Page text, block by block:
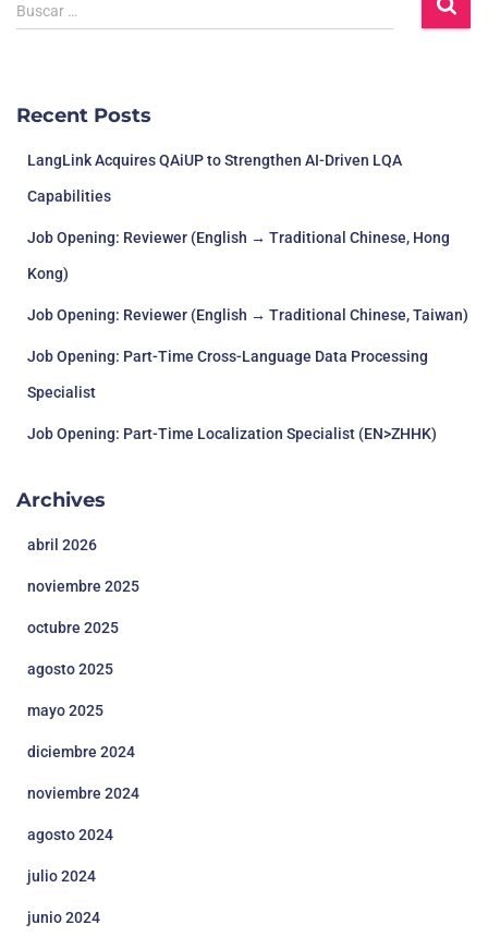
Buscar …
Recent Posts
LangLink Acquires QAiUP to Strengthen AI-Driven LQA
Capabilities
Job Opening: Reviewer (English → Traditional Chinese, Hong
Kong)
Job Opening: Reviewer (English → Traditional Chinese, Taiwan)
Job Opening: Part-Time Cross-Language Data Processing
Specialist
Job Opening: Part-Time Localization Specialist (EN>ZHHK)
Archives
abril 2026
noviembre 2025
octubre 2025
agosto 2025
mayo 2025
diciembre 2024
noviembre 2024
agosto 2024
julio 2024
junio 2024